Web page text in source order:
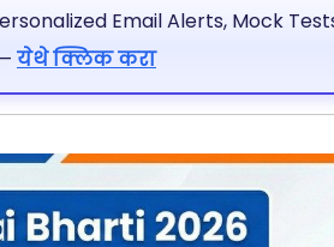
Email Alerts, Mock
येथे क्लिक करा